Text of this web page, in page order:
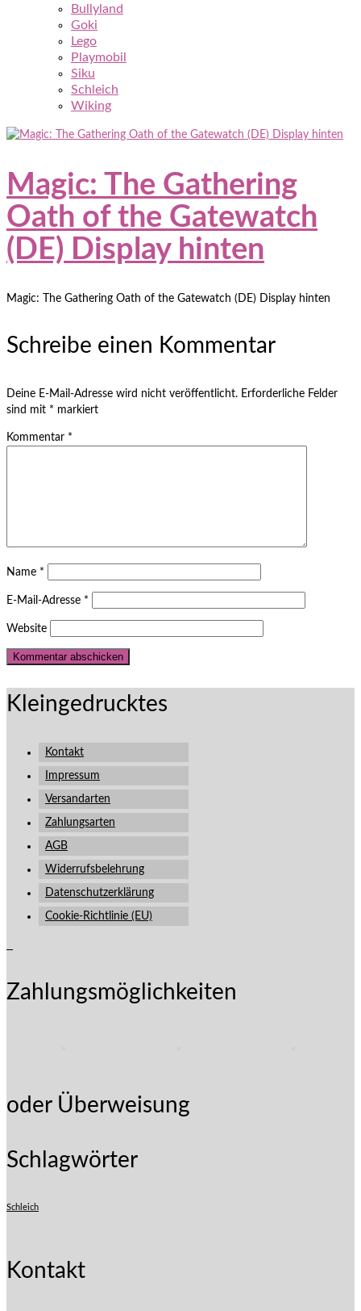
Bullyland
Goki
Lego
Playmobil
Siku
Schleich
Wiking
Magic: The Gathering
Oath of the Gatewatch
(DE) Display hinten
Magic: The Gathering Oath of the Gatewatch (DE) Display hinten
Schreibe einen Kommentar
Deine E-Mail-Adresse wird nicht veröffentlicht. Erforderliche Felder
sind mit * markiert
Kommentar *
Name *
E-Mail-Adresse *
Website
Kleingedrucktes
Kontakt
Impressum
Versandarten
Zahlungsarten
AGB
Widerrufsbelehrung
Datenschutzerklärung
Cookie-Richtlinie (EU)
Zahlungsmöglichkeiten
oder Überweisung
Schlagwörter
Schleich
Kontakt